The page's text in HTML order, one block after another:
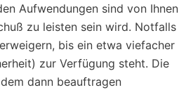
Aufwendungen sind von Ihnen
zu leisten sein wird. Notfalls
bis ein etwa viefacher
zur Verfügung steht. Die
dann beauftragen